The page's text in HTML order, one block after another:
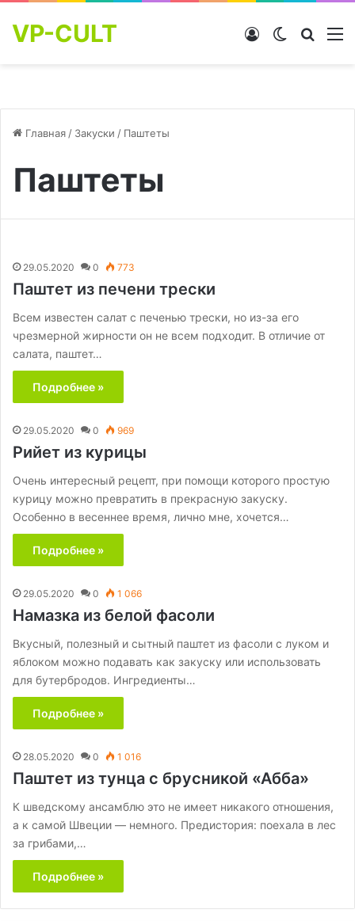
VP-CULT Switch skin
Войти
Главная / Закуски / Паштеты
Паштеты
29.05.2020 0 773
Паштет из печени трески
Всем известен салат с печенью трески, но из-за его
чрезмерной жирности он не всем подходит. В отличие от
салата, паштет…
Подробнее »
29.05.2020 0 969
Рийет из курицы
Очень интересный рецепт, при помощи которого простую
курицу можно превратить в прекрасную закуску.
Особенно в весеннее время, лично мне, хочется…
Подробнее »
29.05.2020 0 1 066
Намазка из белой фасоли
Вкусный, полезный и сытный паштет из фасоли с луком и
яблоком можно подавать как закуску или использовать
для бутербродов. Ингредиенты…
Подробнее »
28.05.2020 0 1 016
Паштет из тунца с брусникой «Абба»
К шведскому ансамблю это не имеет никакого отношения,
а к самой Швеции — немного. Предистория: поехала в лес
за грибами,…
Подробнее »